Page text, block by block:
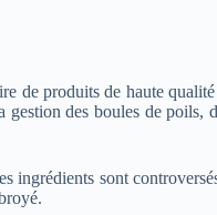
produits de haute
des boules de
ingrédients sont